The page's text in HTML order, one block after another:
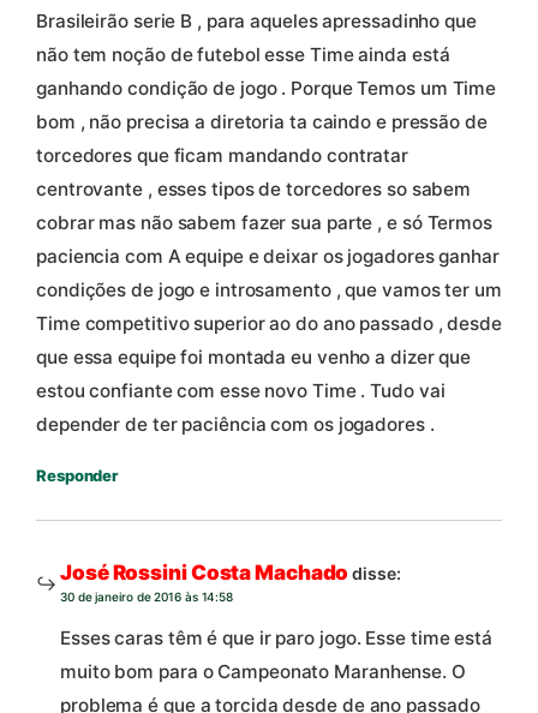
Brasileirão serie B , para aqueles apressadinho que
não tem noção de futebol esse Time ainda está
ganhando condição de jogo . Porque Temos um Time
bom , não precisa a diretoria ta caindo e pressão de
torcedores que ficam mandando contratar
centrovante , esses tipos de torcedores so sabem
cobrar mas não sabem fazer sua parte , e só Termos
paciencia com A equipe e deixar os jogadores ganhar
condições de jogo e introsamento , que vamos ter um
Time competitivo superior ao do ano passado , desde
que essa equipe foi montada eu venho a dizer que
estou confiante com esse novo Time . Tudo vai
depender de ter paciência com os jogadores .
Responder
José Rossini Costa Machado disse:
30 de janeiro de 2016 às 14:58
Esses caras têm é que ir paro jogo. Esse time está
muito bom para o Campeonato Maranhense. O
problema é que a torcida desde de ano passado